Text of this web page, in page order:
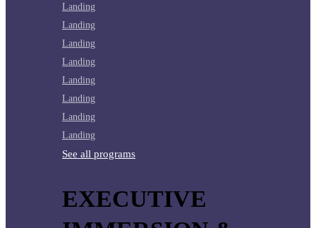
Landing
Landing
Landing
Landing
Landing
Landing
Landing
Landing
See all programs
EXECUTIVE